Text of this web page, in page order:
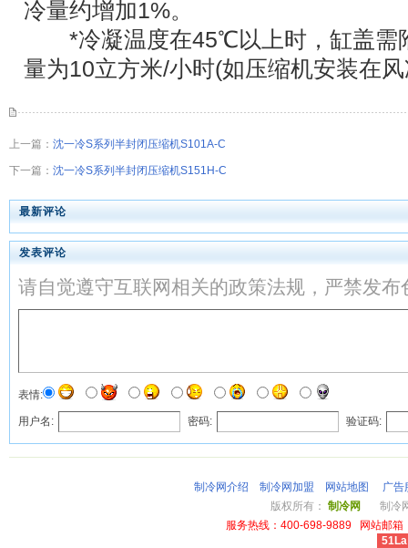
冷量约增加1%。
*冷凝温度在45℃以上时，缸盖需
量为10立方米/小时(如压缩机安装在
上一篇： 沈一冷S系列半封闭压缩机S101A-C
下一篇： 沈一冷S系列半封闭压缩机S151H-C
最新评论
发表评论
请自觉遵守互联网相关的政策法规，严禁发
表情:
用户名: 密码: 验证码:
制冷网介绍 制冷网加盟 网站地图
广告
版权所有： 制冷网
制冷网
服务热线：400-698-9889 网站邮
51La